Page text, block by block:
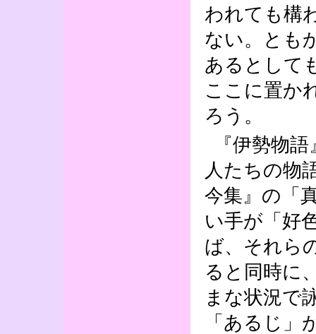
われても構
ない。とも
あるとして
ここに置か
ろう。
『伊勢物
人たちの物
今集』の「
い手が「好
ば、それら
ると同時に
まな状況で
「あるじ」